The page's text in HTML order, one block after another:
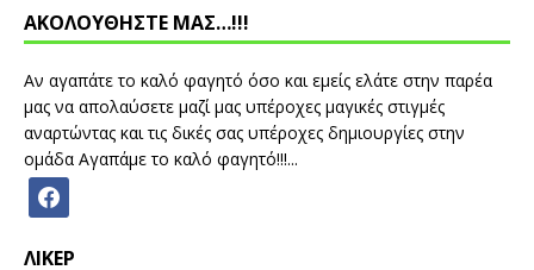
ΑΚΟΛΟΥΘΗΣΤΕ ΜΑΣ…!!!
Αν αγαπάτε το καλό φαγητό όσο και εμείς ελάτε στην παρέα
μας να απολαύσετε μαζί μας υπέροχες μαγικές στιγμές
αναρτώντας και τις δικές σας υπέροχες δημιουργίες στην
ομάδα Αγαπάμε το καλό φαγητό!!!...
ΛΙΚΕΡ